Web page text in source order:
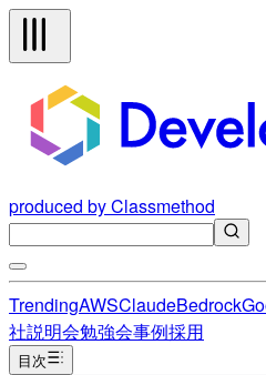
produced by Classmethod
TrendingAWSClaudeBedrock
社説明会勉強会事例採用
目次